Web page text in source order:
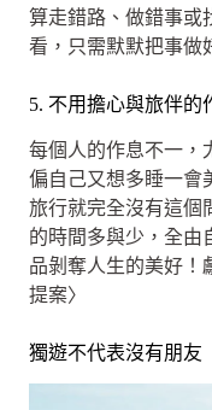
算走錯路、做錯事或
看，只需默默把事做
5. 不用擔心與旅伴的
每個人的作息不一，
偏自己又想多睡一會
旅行就完全沒有這個
的時間多與少，全由
品剝奪人生的美好！
提案〉
獨遊不代表沒有朋友